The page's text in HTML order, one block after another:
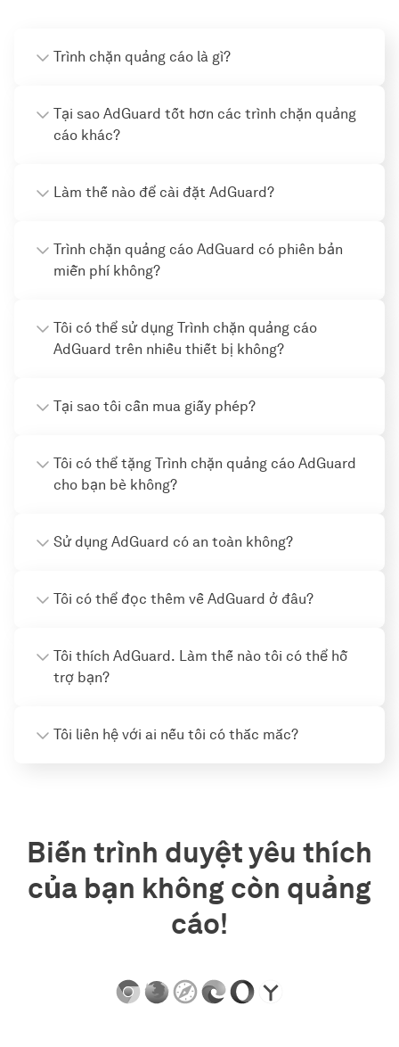
Trình chặn quảng cáo là gì?
Tại sao AdGuard tốt hơn các trình chặn quảng
cáo khác?
Làm thế nào để cài đặt AdGuard?
Trình chặn quảng cáo AdGuard có phiên bản
miễn phí không?
Tôi có thể sử dụng Trình chặn quảng cáo
AdGuard trên nhiều thiết bị không?
Tại sao tôi cần mua giấy phép?
Tôi có thể tặng Trình chặn quảng cáo AdGuard
cho bạn bè không?
Sử dụng AdGuard có an toàn không?
Tôi có thể đọc thêm về AdGuard ở đâu?
Tôi thích AdGuard. Làm thế nào tôi có thể hỗ
trợ bạn?
Tôi liên hệ với ai nếu tôi có thắc mắc?
Biến trình duyệt yêu thích
của bạn không còn quảng
cáo!